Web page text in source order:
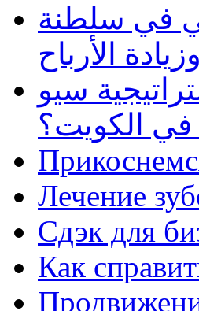
في سلطنة
الأرباح
سيو
في الكويت؟
Лечение
Сдэк для
Как